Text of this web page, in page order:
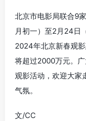
北京市电影局联合9
月初一）至2月24日
2024年北京新春观
将超过2000万元。
观影活动，欢迎大家
气氛。
文/CC